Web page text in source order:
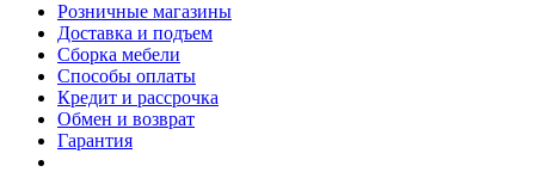
Розничные магазины
Доставка и подъем
Сборка мебели
Способы оплаты
Кредит и рассрочка
Обмен и возврат
Гарантия